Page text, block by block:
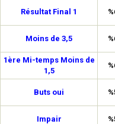
Résultat Final 1
Moins de 3,5
1ère Mi-temps Moins de
1,5
Buts oui
Impair